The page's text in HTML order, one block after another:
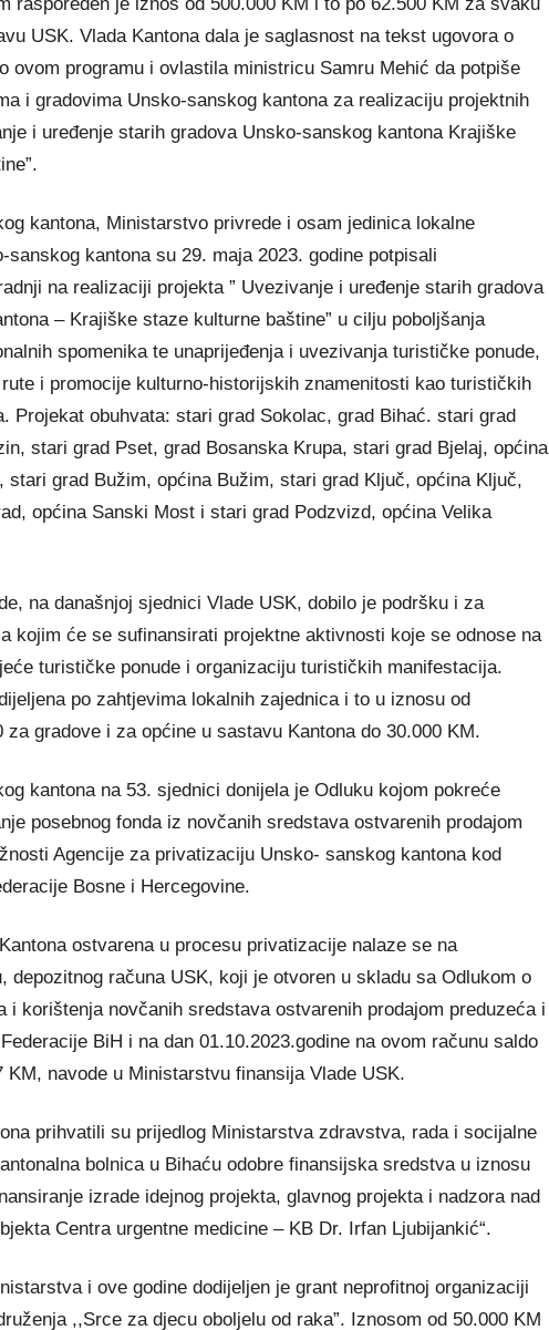
USK. Vlada Kantona dala je saglasnost na tekst ugovora o
ovom programu i ovlastila ministricu Samru Mehić da potpiše
i gradovima Unsko-sanskog kantona za realizaciju projektnih
i uređenje starih gradova Unsko-sanskog kantona Krajiške
kantona, Ministarstvo privrede i osam jedinica lokalne
sanskog kantona su 29. maja 2023. godine potpisali
na realizaciji projekta ” Uvezivanje i uređenje starih gradova
– Krajiške staze kulturne baštine” u cilju poboljšanja
spomenika te unaprijeđenja i uvezivanja turističke ponude,
i promocije kulturno-historijskih znamenitosti kao turističkih
Projekat obuhvata: stari grad Sokolac, grad Bihać. stari grad
stari grad Pset, grad Bosanska Krupa, stari grad Bjelaj, općina
stari grad Bužim, općina Bužim, stari grad Ključ, općina Ključ,
općina Sanski Most i stari grad Podzvizd, općina Velika
na današnjoj sjednici Vlade USK, dobilo je podršku i za
kojim će se sufinansirati projektne aktivnosti koje se odnose na
turističke ponude i organizaciju turističkih manifestacija.
po zahtjevima lokalnih zajednica i to u iznosu od
za gradove i za općine u sastavu Kantona do 30.000 KM.
kantona na 53. sjednici donijela je Odluku kojom pokreće
posebnog fonda iz novčanih sredstava ostvarenih prodajom
Agencije za privatizaciju Unsko- sanskog kantona kod
Bosne i Hercegovine.
ostvarena u procesu privatizacije nalaze se na
depozitnog računa USK, koji je otvoren u skladu sa Odlukom o
i korištenja novčanih sredstava ostvarenih prodajom preduzeća i
BiH i na dan 01.10.2023.godine na ovom računu saldo
KM, navode u Ministarstvu finansija Vlade USK.
prihvatili su prijedlog Ministarstva zdravstva, rada i socijalne
bolnica u Bihaću odobre finansijska sredstva u iznosu
izrade idejnog projekta, glavnog projekta i nadzora nad
Centra urgentne medicine – KB Dr. Irfan Ljubijankić“.
i ove godine dodijeljen je grant neprofitnoj organizaciji
,,Srce za djecu oboljelu od raka”. Iznosom od 50.000 KM